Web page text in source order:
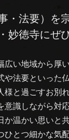
・法要）を
妙徳寺にぜ
広い地域から厚
や法要といった
様と過ごすお別
意識しながら対
か温かい思いと
ひとつ細かな気